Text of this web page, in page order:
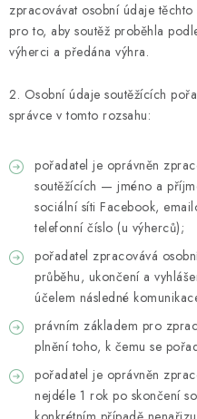
zpracovávat osobní údaje
pro to, aby soutěž proběhla
výherci a předána výhra.
2. Osobní údaje soutěžících
správce v tomto rozsahu:
pořadatel je oprávněn
soutěžících — jméno a
sociální síti Facebook,
telefonní číslo (u výherců);
pořadatel zpracovává
průběhu, ukončení a
účelem následné
právním základem pro
plnění toho, k čemu se
pořadatel je oprávněn
nejdéle 1 rok po skončení